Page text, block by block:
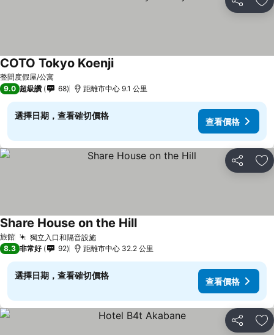
分享 加
整間度假屋/公寓
COTO Tokyo Koenji
9.0 超級讚 68 距離市中心 9.1 公里
選擇日期，查看確切價格
查看價格
分享 加
旅館 獨立入口和隔音設施
Share House on the Hill
8.3 非常好 92 距離市中心 32.2 公里
選擇日期，查看確切價格
查看價格
分享 加